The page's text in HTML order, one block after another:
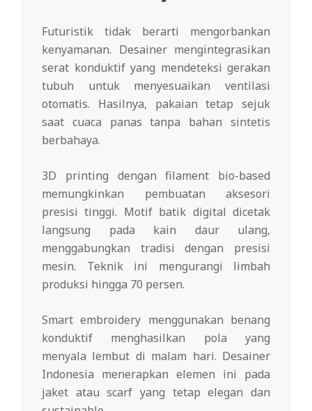
Futuristik tidak berarti mengorbankan
kenyamanan. Desainer mengintegrasikan
serat konduktif yang mendeteksi gerakan
tubuh untuk menyesuaikan ventilasi
otomatis. Hasilnya, pakaian tetap sejuk
saat cuaca panas tanpa bahan sintetis
berbahaya.
3D printing dengan filament bio-based
memungkinkan pembuatan aksesori
presisi tinggi. Motif batik digital dicetak
langsung pada kain daur ulang,
menggabungkan tradisi dengan presisi
mesin. Teknik ini mengurangi limbah
produksi hingga 70 persen.
Smart embroidery menggunakan benang
konduktif menghasilkan pola yang
menyala lembut di malam hari. Desainer
Indonesia menerapkan elemen ini pada
jaket atau scarf yang tetap elegan dan